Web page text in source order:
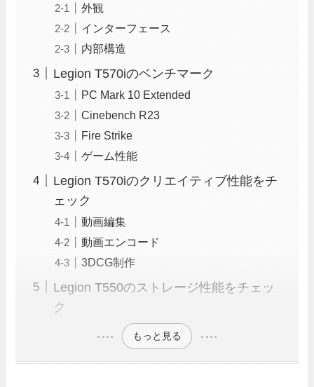
外観
インターフェース
内部構造
Legion T570iのベンチマーク
PC Mark 10 Extended
Cinebench R23
Fire Strike
ゲーム性能
Legion T570iのクリエイティブ性能をチ
ェック
動画編集
動画エンコード
3DCG制作
Legion T550のストレージ性能をチェッ
ク
もっと見る